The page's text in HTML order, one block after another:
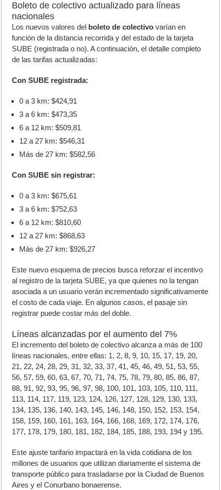
Boleto de colectivo actualizado para líneas
nacionales
Los nuevos valores del boleto de colectivo varían en
función de la distancia recorrida y del estado de la tarjeta
SUBE (registrada o no). A continuación, el detalle completo
de las tarifas actualizadas:
Con SUBE registrada:
0 a 3 km: $424,91
3 a 6 km: $473,35
6 a 12 km: $509,81
12 a 27 km: $546,31
Más de 27 km: $582,56
Con SUBE sin registrar:
0 a 3 km: $675,61
3 a 6 km: $752,63
6 a 12 km: $810,60
12 a 27 km: $868,63
Más de 27 km: $926,27
Este nuevo esquema de precios busca reforzar el incentivo
al registro de la tarjeta SUBE, ya que quienes no la tengan
asociada a un usuario verán incrementado significativamente
el costo de cada viaje. En algunos casos, el pasaje sin
registrar puede costar más del doble.
Líneas alcanzadas por el aumento del 7%
El incremento del boleto de colectivo alcanza a más de 100
líneas nacionales, entre ellas: 1, 2, 8, 9, 10, 15, 17, 19, 20,
21, 22, 24, 28, 29, 31, 32, 33, 37, 41, 45, 46, 49, 51, 53, 55,
56, 57, 59, 60, 63, 67, 70, 71, 74, 75, 78, 79, 80, 85, 86, 87,
88, 91, 92, 93, 95, 96, 97, 98, 100, 101, 103, 105, 110, 111,
113, 114, 117, 119, 123, 124, 126, 127, 128, 129, 130, 133,
134, 135, 136, 140, 143, 145, 146, 148, 150, 152, 153, 154,
158, 159, 160, 161, 163, 164, 166, 168, 169, 172, 174, 176,
177, 178, 179, 180, 181, 182, 184, 185, 188, 193, 194 y 195.
Este ajuste tarifario impactará en la vida cotidiana de los
millones de usuarios que utilizan diariamente el sistema de
transporte público para trasladarse por la Ciudad de Buenos
Aires y el Conurbano bonaerense.